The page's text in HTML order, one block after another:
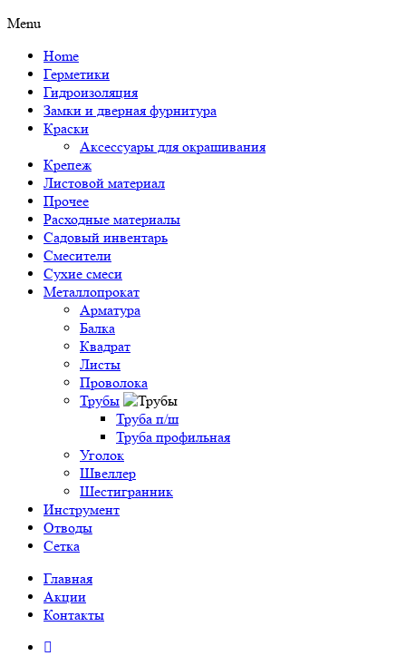
Menu
Home
Герметики
Гидроизоляция
Замки и дверная фурнитура
Краски
Аксессуары для окрашивания
Крепеж
Листовой материал
Прочее
Расходные материалы
Садовый инвентарь
Смесители
Сухие смеси
Металлопрокат
Арматура
Балка
Квадрат
Листы
Проволока
Трубы
Труба п/ш
Труба профильная
Уголок
Швеллер
Шестигранник
Инструмент
Отводы
Сетка
Главная
Акции
Контакты